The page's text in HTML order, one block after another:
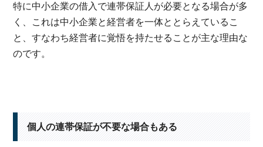
特に中小企業の借入で連帯保証人が必要となる場合が多
く、これは中小企業と経営者を一体ととらえているこ
と、すなわち経営者に覚悟を持たせることが主な理由な
のです。
個人の連帯保証が不要な場合もある